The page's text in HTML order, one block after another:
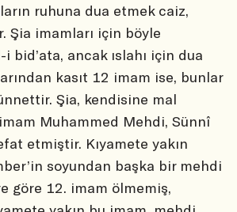
ruhuna dua etmek caiz,
Şia imamları için böyle
bid’ata, ancak ıslahı için dua
kasıt 12 imam ise, bunlar
Şia, kendisine mal
Muhammed Mehdi, Sünnî
etmiştir. Kıyamete yakın
soyundan başka bir mehdi
göre 12. imam ölmemiş,